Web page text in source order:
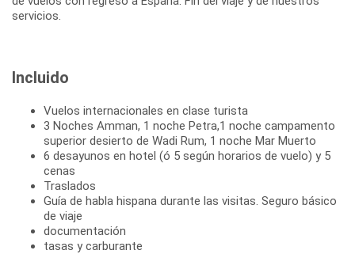
servicios.
Incluido
Vuelos internacionales en clase turista
3 Noches Amman, 1 noche Petra,1 noche campamento
superior desierto de Wadi Rum, 1 noche Mar Muerto
6 desayunos en hotel (ó 5 según horarios de vuelo) y 5
cenas
Traslados
Guía de habla hispana durante las visitas. Seguro básico
de viaje
documentación
tasas y carburante